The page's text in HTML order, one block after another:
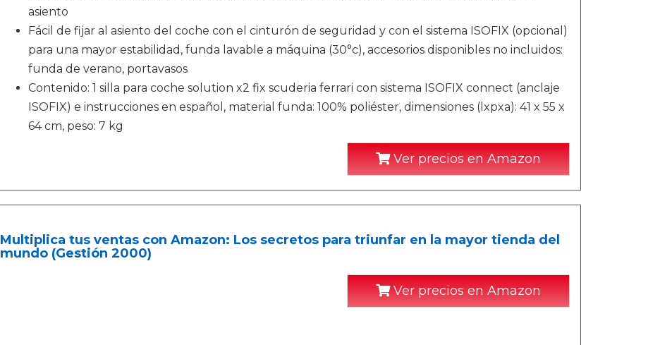
asiento
Fácil de fijar al asiento del coche con el cinturón de seguridad y con el sistema ISOFIX (opcional)
para una mayor estabilidad, funda lavable a máquina (30°c), accesorios disponibles no incluidos:
funda de verano, portavasos
Contenido: 1 silla para coche solution x2 fix scuderia ferrari con sistema ISOFIX connect (anclaje
ISOFIX) e instrucciones en español, material funda: 100% poliéster, dimensiones (lxpxa): 41 x 55 x
64 cm, peso: 7 kg
Ver precios en Amazon
Multiplica tus ventas con Amazon: Los secretos para triunfar en la mayor tienda del
mundo (Gestión 2000)
Ver precios en Amazon